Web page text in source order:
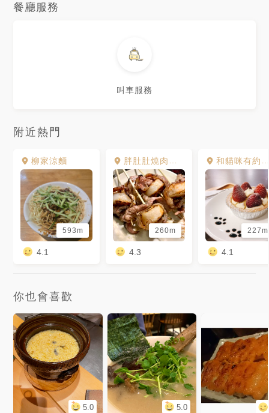
餐廳服務
叫車服務
附近熱門
柳家涼麵
593m
4.1
胖肚肚燒肉吃到飽 京華店
260m
4.3
和貓咪有約貓咪主題咖啡館
227m
4.1
你也會喜歡
5.0 5.0